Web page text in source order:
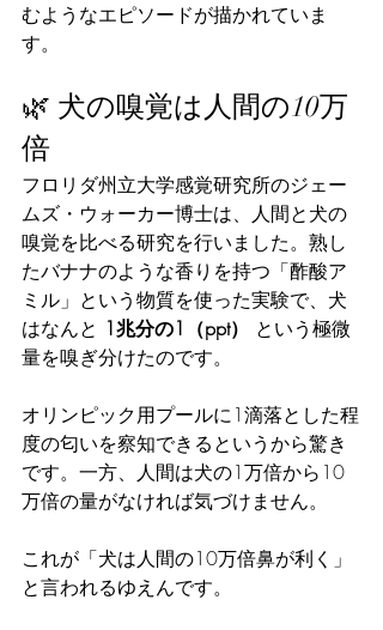
むようなエピソードが描かれていま
す。
🌿 犬の嗅覚は人間の10万
倍
フロリダ州立大学感覚研究所のジェー
ムズ・ウォーカー博士は、人間と犬の
嗅覚を比べる研究を行いました。熟し
たバナナのような香りを持つ「酢酸ア
ミル」という物質を使った実験で、犬
はなんと 1兆分の1（ppt）
という極微
量を嗅ぎ分けたのです。
オリンピック用プールに1滴落とした程
度の匂いを察知できるというから驚き
です。一方、人間は犬の1万倍から10
万倍の量がなければ気づけません。
これが「犬は人間の10万倍鼻が利く」
と言われるゆえんです。